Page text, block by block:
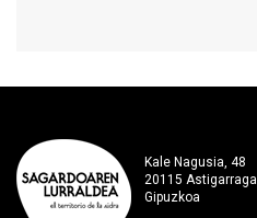
Kale Nagusia, 48
20115 Astigarraga
Gipuzkoa